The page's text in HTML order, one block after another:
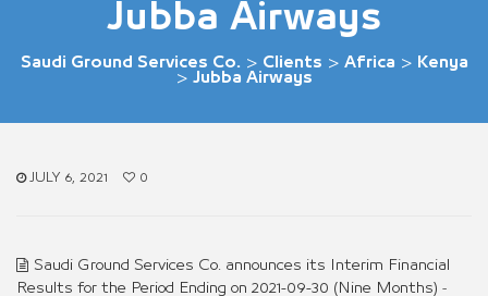
Jubba Airways
Saudi Ground Services Co. > Clients > Africa > Kenya
> Jubba Airways
JULY 6, 2021 0
Saudi Ground Services Co. announces its Interim Financial
Results for the Period Ending on 2021-09-30 (Nine Months) -